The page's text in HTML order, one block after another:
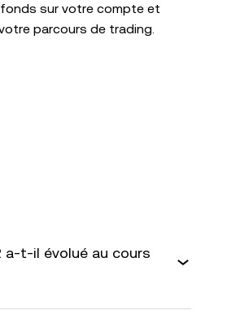
sur votre compte et
parcours de trading.
a-t-il évolué au cours